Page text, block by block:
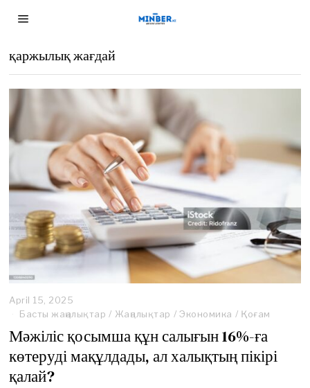
қаржылық жағдай
April 15, 2025
p
i
1
Басты жаңалықтар / Жаңалықтар / Экономика / Қоғам
Мәжіліс қосымша құн салығын 16%-ға
көтеруді мақұлдады, ал халықтың пікірі
қалай?